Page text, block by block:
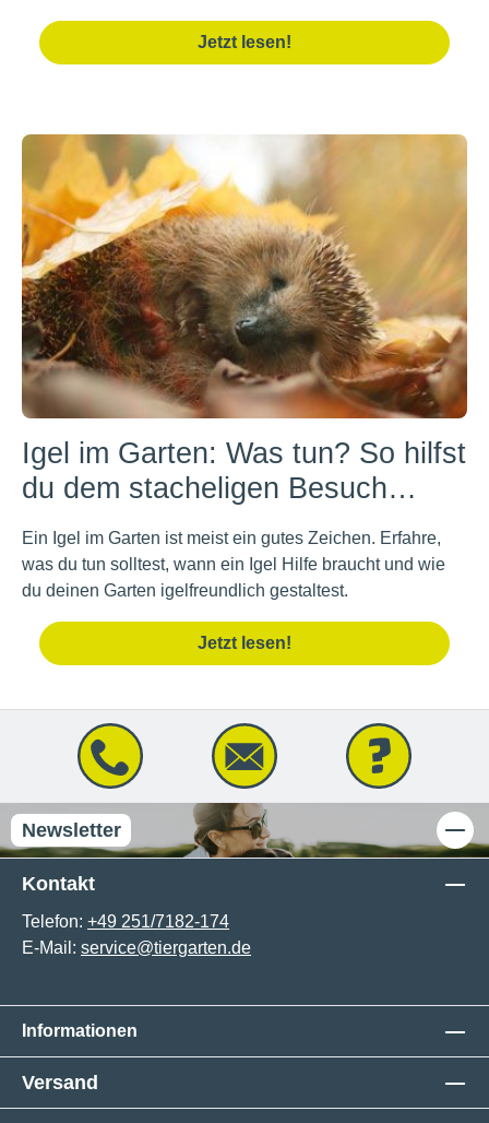
Jetzt lesen!
Igel im Garten: Was tun? So hilfst
du dem stacheligen Besuch…
Ein Igel im Garten ist meist ein gutes Zeichen. Erfahre,
was du tun solltest, wann ein Igel Hilfe braucht und wie
du deinen Garten igelfreundlich gestaltest.
Jetzt lesen!
Newsletter
Kontakt
Telefon: +49 251/7182-174
E-Mail: service@tiergarten.de
Informationen
Versand